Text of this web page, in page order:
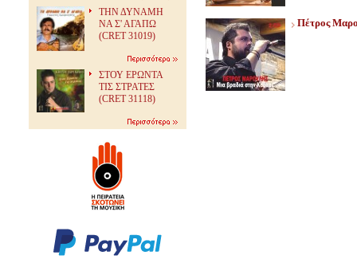
ΤΗΝ ΔΥΝΑΜΗ
ΝΑ Σ' ΑΓΑΠΩ
(CRET 31019)
ΣΤΟΥ ΕΡΩΝΤΑ
ΤΙΣ ΣΤΡΑΤΕΣ
(CRET 31118)
Πέτρος